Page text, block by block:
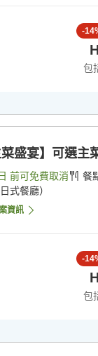
-14
包
菜盛宴】可選
前可免費取消 餐
式餐廳）
資訊
-14
包